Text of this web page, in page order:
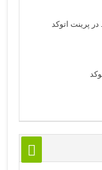
پرینت اتوکد